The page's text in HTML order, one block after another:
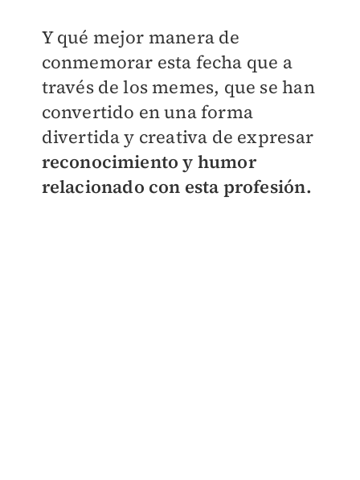
Y qué mejor manera de
conmemorar esta fecha que a
través de los memes, que se han
convertido en una forma
divertida y creativa de expresar
reconocimiento y humor
relacionado con esta profesión.